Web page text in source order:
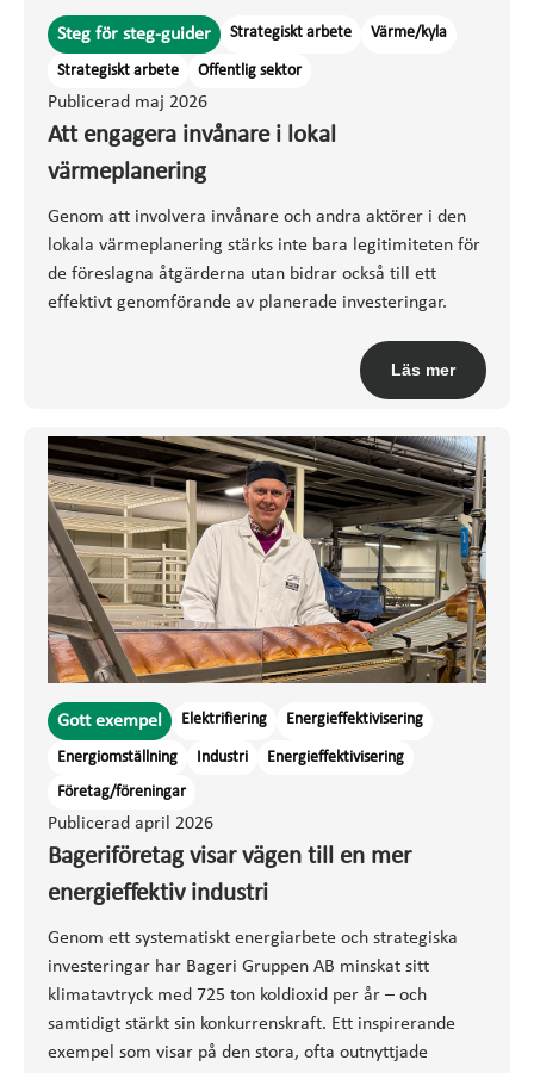
Publicerad maj 2026
Att engagera invånare i lokal
värmeplanering
Genom att involvera invånare och andra aktörer i den
lokala värmeplanering stärks inte bara legitimiteten för
de föreslagna åtgärderna utan bidrar också till ett
effektivt genomförande av planerade investeringar.
Steg för steg-guider Strategiskt arbete Värme/kyla
Strategiskt arbete Offentlig sektor
Läs mer
Publicerad april 2026
Bageriföretag visar vägen till en mer
energieffektiv industri
Genom ett systematiskt energiarbete och strategiska
investeringar har Bageri Gruppen AB minskat sitt
klimatavtryck med 725 ton koldioxid per år – och
samtidigt stärkt sin konkurrenskraft. Ett inspirerande
exempel som visar på den stora, ofta outnyttjade
Gott exempel Elektrifiering Energieffektivisering
Energiomställning Industri
Energieffektivisering
Företag/föreningar